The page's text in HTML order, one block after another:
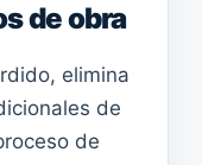
de obra
elimina
de
de